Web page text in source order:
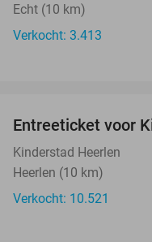
Echt (10 km)
Verkocht: 3.413
Entreeticket voor
Kinderstad Heerlen
Heerlen (10 km)
Verkocht: 10.521